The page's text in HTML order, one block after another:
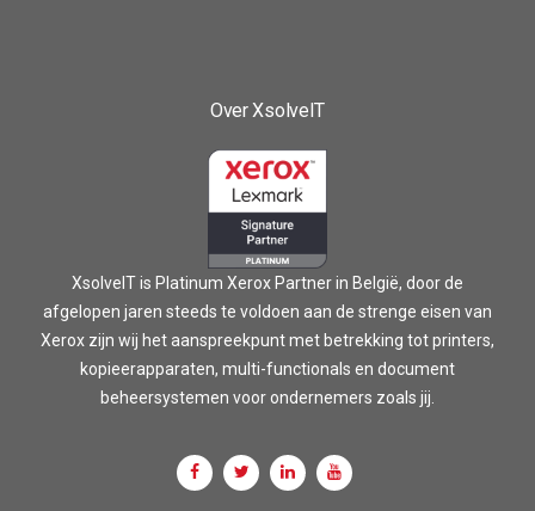
Over XsolveIT
XsolveIT is Platinum Xerox Partner in België, door de
afgelopen jaren steeds te voldoen aan de strenge eisen van
Xerox zijn wij het aanspreekpunt met betrekking tot printers,
kopieerapparaten, multi-functionals en document
beheersystemen voor ondernemers zoals jij.